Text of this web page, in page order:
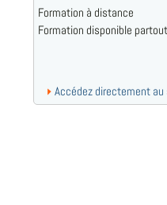
Formation à distance
Formation disponible
Accédez directement